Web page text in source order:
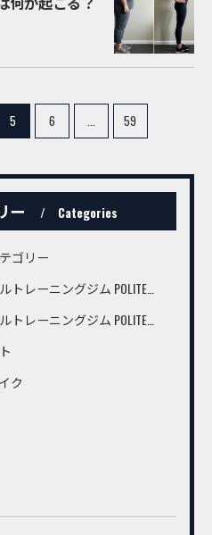
5 6 ... 59
ー Categories
ゴリー
レーニングジム POLITE桜町店
レーニングジム POLITE鍛冶屋町店
ク